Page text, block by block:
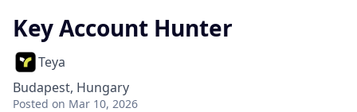
Key Account Hunter
Teya
Budapest, Hungary
Posted on Mar 10, 2026